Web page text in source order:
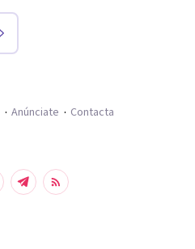
Anúnciate Contacta